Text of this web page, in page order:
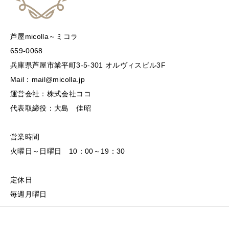
芦屋micolla～ミコラ
659-0068
兵庫県芦屋市業平町3-5-301 オルヴィスビル3F
Mail：mail@micolla.jp
運営会社：株式会社ココ
代表取締役：大島 佳昭
営業時間
火曜日～日曜日 10：00～19：30
定休日
毎週月曜日